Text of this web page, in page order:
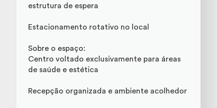
estrutura de espera
Estacionamento rotativo no local
Sobre o espaço:
Centro voltado exclusivamente para áreas
de saúde e estética
Recepção organizada e ambiente acolhedor